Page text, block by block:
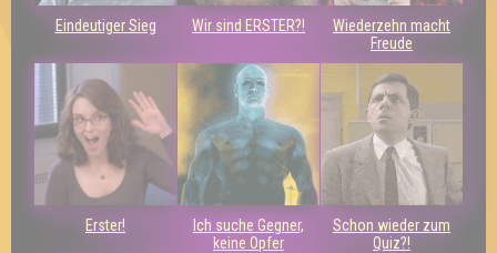
Eindeutiger Sieg Wir sind ERSTER?!
Wiederzehn macht
Freude
Erster!
Ich suche Gegner,
keine Opfer
Schon wieder zum
Quiz?!